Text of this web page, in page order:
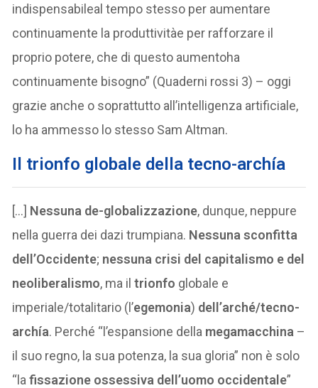
indispensabileal tempo stesso per aumentare
continuamente la produttivitàe per rafforzare il
proprio potere, che di questo aumentoha
continuamente bisogno” (Quaderni rossi 3) – oggi
grazie anche o soprattutto all’intelligenza artificiale,
lo ha ammesso lo stesso Sam Altman.
Il trionfo globale della tecno-archía
[…] Nessuna de-globalizzazione, dunque, neppure
nella guerra dei dazi trumpiana. Nessuna sconfitta
dell’Occidente; nessuna crisi del capitalismo e del
neoliberalismo, ma iltrionfo globale e
imperiale/totalitario (l’egemonia) dell’arché/tecno-
archía. Perché “l’espansione della megamacchina –
il suo regno, la sua potenza, la sua gloria” non è solo
“lafissazione ossessiva dell’uomo occidentale”